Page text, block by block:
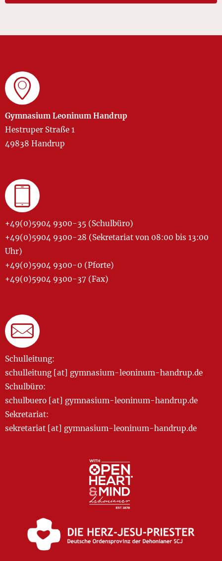
Gymnasium Leoninum Handrup
Hestruper Straße 1
49838 Handrup
+49(0)5904 9300-35 (Schulbüro)
+49(0)5904 9300-28 (Sekretariat von 08:00 bis 13:00
Uhr)
+49(0)5904 9300-0 (Pforte)
+49(0)5904 9300-37 (Fax)
Schulleitung:
schulleitung [at] gymnasium-leoninum-handrup.de
Schulbüro:
schulbuero [at] gymnasium-leoninum-handrup.de
Sekretariat:
sekretariat [at] gymnasium-leoninum-handrup.de